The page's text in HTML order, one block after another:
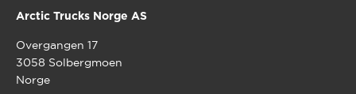
Arctic Trucks Norge AS
Overgangen 17
3058 Solbergmoen
Norge